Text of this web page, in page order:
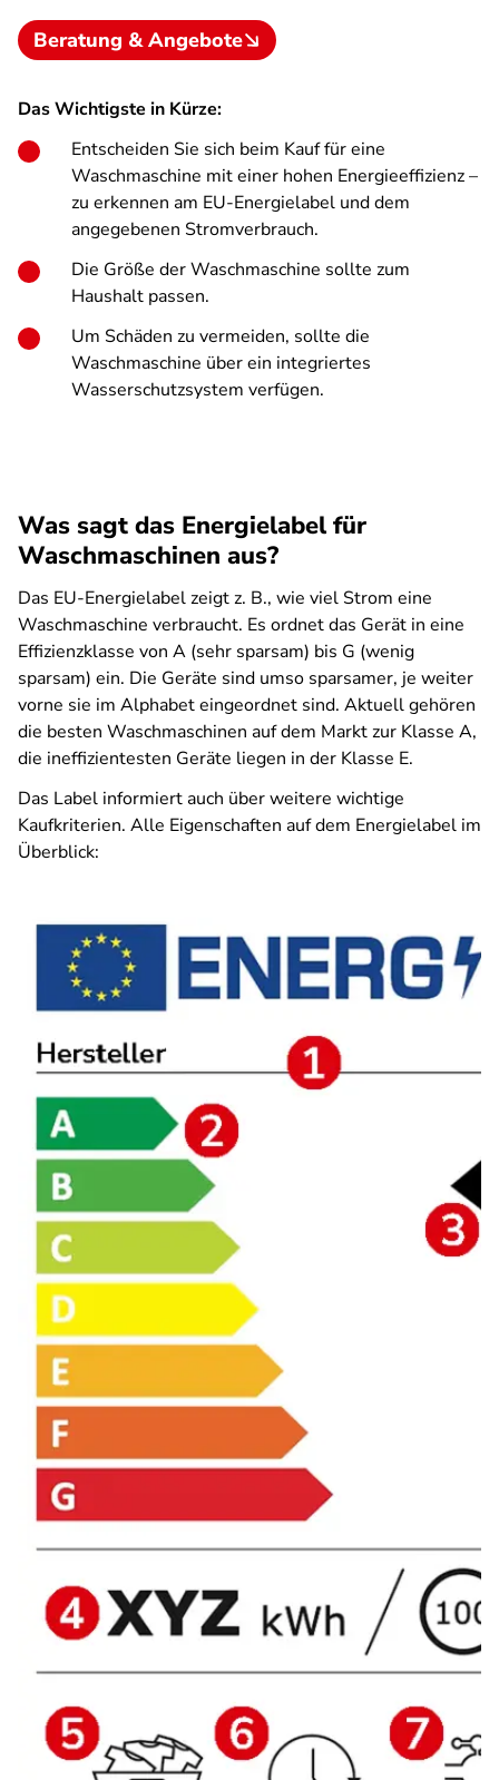
Beratung & Angebote
Das Wichtigste in Kürze:
Entscheiden Sie sich beim Kauf für eine
Waschmaschine mit einer hohen Energieeffizienz –
zu erkennen am EU-Energielabel und dem
angegebenen Stromverbrauch.
Die Größe der Waschmaschine sollte zum
Haushalt passen.
Um Schäden zu vermeiden, sollte die
Waschmaschine über ein integriertes
Wasserschutzsystem verfügen.
Was sagt das Energielabel für
Waschmaschinen aus?
Das EU-Energielabel zeigt z. B., wie viel Strom eine
Waschmaschine verbraucht. Es ordnet das Gerät in eine
Effizienzklasse von A (sehr sparsam) bis G (wenig
sparsam) ein. Die Geräte sind umso sparsamer, je weiter
vorne sie im Alphabet eingeordnet sind. Aktuell gehören
die besten Waschmaschinen auf dem Markt zur Klasse A,
die ineffizientesten Geräte liegen in der Klasse E.
Das Label informiert auch über weitere wichtige
Kaufkriterien. Alle Eigenschaften auf dem Energielabel im
Überblick: